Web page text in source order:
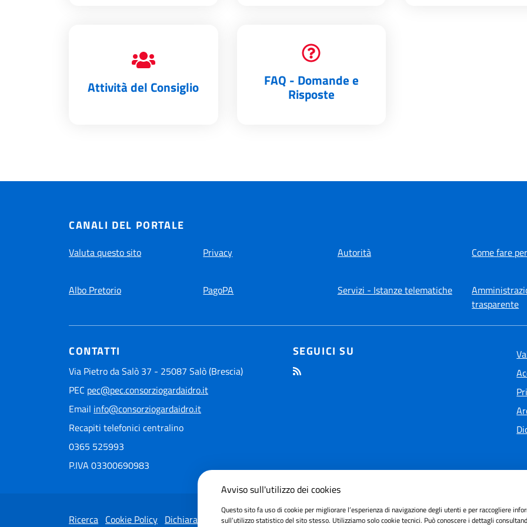
Attività del Consiglio FAQ - Domande e
Risposte
CANALI DEL PORTALE
Valuta questo sito Privacy Autorità Come fare
Albo Pretorio PagoPA Servizi - Istanze telematiche
trasparente
CONTATTI
Via Pietro da Salò 37 - 25087 Salò (Brescia)
PEC pec@pec.consorziogardaidro.it
Email info@consorziogardaidro.it
Recapiti telefonici centralino
0365 525993
P.IVA 03300690983
SEGUICI SU
Ricerca Cookie Policy Dichiarazione di accessibilità
Avviso sull'utilizzo dei cookies
Questo sito fa uso di cookie per migliorare l’esperienza di navigazione degli utenti e per raccogliere
sull’utilizzo statistico del sito stesso. Utilizziamo solo cookie tecnici. Può conoscere i dettagli